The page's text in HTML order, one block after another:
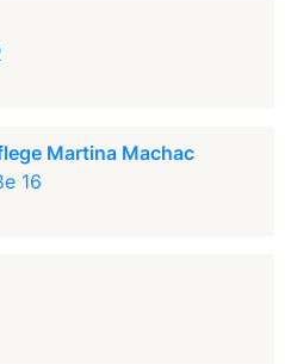
Martina Machac
16